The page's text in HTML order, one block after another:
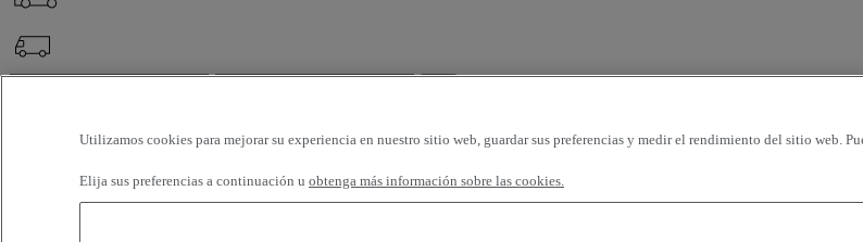
Quiénes somos Selección (25)
Utilizamos cookies para mejorar su experiencia en nuestro sitio web, guardar sus preferencias y medir el rendimiento del sitio web.
Elija sus preferencias a continuación u obtenga más información sobre las cookies.